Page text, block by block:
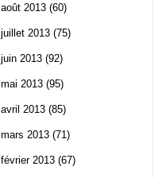
août 2013 (60)
juillet 2013 (75)
juin 2013 (92)
mai 2013 (95)
avril 2013 (85)
mars 2013 (71)
février 2013 (67)